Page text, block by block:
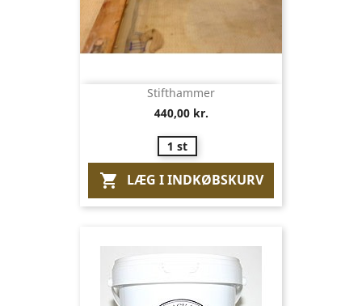
Stifthammer
440,00 kr.
1 st
 LÆG I INDKØBSKURV